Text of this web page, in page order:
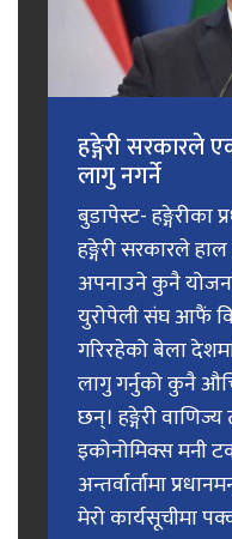
हङ्गेरी सरकारले
लागु नगर्ने
बुडापेस्ट- हङ्गेरीका
हङ्गेरी सरकारले
अपनाउने कुनै
युरोपेली संघ आफैं
गरिरहेको बेला
लागु गर्नुको कुनै
छन्। हङ्गेरी
इकोनोमिक्स मनी
अन्तर्वार्तामा
मेरो कार्यसूचीमा